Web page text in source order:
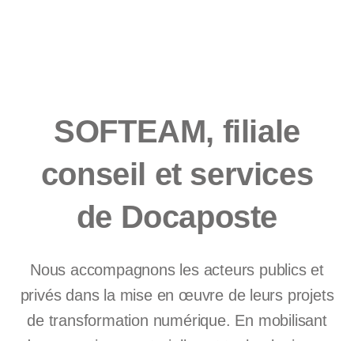
SOFTEAM, filiale
conseil et services
de Docaposte
Nous accompagnons les acteurs publics et
privés dans la mise en œuvre de leurs projets
de transformation numérique. En mobilisant